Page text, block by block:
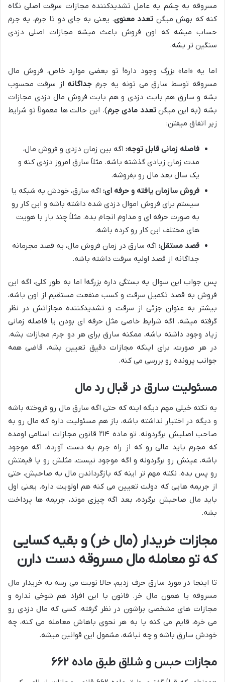
مسروقه به چشم یه عامل تشدیدکننده مجازات سرقت اصلی نگاه
کنه که بهش میگن تعدد معنوی. یعنی به جای دو تا جرم، یه جرم
حساب میشه که اون فروش باعث میشه مجازات اصلی دزدی
سنگین تر بشه.
اما یه «اما» بزرگ وجود داره! تو بعضی موارد خاص، فروش مال
مسروقه توسط سارق می تونه یه جرم جداگانه از سرقت محسوب
بشه و سارق هم بابت دزدی و هم بابت فروش مال دزدی مجازات
بشه (به این میگنتعدد مادی جرم). این حالت ها معمولاً تو شرایط
زیر اتفاق میفتن:
فاصله زمانی قابل توجه: اگه بین زمان دزدی و فروش مال،
مدت زمان زیادی گذشته باشه. مثلاً سارق امروز دزدی کنه و
یک سال بعد مال رو بفروشه.
فروش سازمان یافته و حرفه ای: اگه سارق، خودش یه شبکه یا
سیستم برای فروش اموال دزدی شده داشته باشه و این کار رو
به صورت حرفه ای و مداوم انجام بده. مثلاً چند بار با هویت
های مختلف این کار رو کرده باشه.
قصد مستقل: اگه سارق در زمان فروش مال، یه قصد مجرمانه
جداگانه از قصد اولیه سرقت داشته باشه.
پس جواب این سوال یه بستگی داره بزرگه! اما به طور کلی، اگه این
فروش به قصد تکمیل سرقت و کسب منفعت مستقیم از اون باشه،
بیشتر به عنوان جزئی از سرقت و تشدیدکننده مجازاتش در نظر
گرفته میشه. اگه شرایط خاصی مثل حرفه ای بودن یا فاصله زمانی
زیاد وجود داشته باشه، ممکنه سارق برای هر دو جرم مجازات بشه.
در هر صورت، برای اینکه مجازات دقیق تعیین بشه، قاضی همه
جوانب پرونده رو بررسی می کنه.
مسئولیت سارق در قبال رد مال
یه نکته خیلی مهم دیگه اینه که حتی اگه سارق مال رو فروخته باشه
و دیگه در اختیار نداشته باشه، باز هم مسئولیت داره که مال رو به
صاحب اصلیش برگردونه. تو ماده ۲۱۴ قانون مجازات اسلامی اومده
که مجرم باید مالی رو که از راه جرم به دست آورده، اگه موجود
باشه، عینش رو برگردونه و اگه موجود نیست، مثلش رو یا قیمتش
رو پس بده. نکته مهم تر اینه که بازگرداندن مال به صاحبش، حتی
از جریمه هایی که دولت تعیین می کنه هم اولویت داره. یعنی اول
باید مال صاحبش برگرده، بعد اگه چیزی موند، جریمه ها پرداخت
بشه.
مجازات خریدار (مال خر) و بقیه کسایی
که تو معامله مال مسروقه دست دارن
تا اینجا در مورد سارق حرف زدیم، حالا نوبت می رسه به خریدار مال
مسروقه یا همون مال خر. قانون با این افراد هم شوخی نداره و
مجازات های مشخصی براشون در نظر گرفته. کسی که مال دزدی رو
می خره، قایم می کنه یا به هر نحوی باهاش معامله می کنه، چه
خودش سارق باشه و چه نباشه، مشمول این قوانین میشه.
مجازات حبس و شلاق طبق ماده ۶۶۲